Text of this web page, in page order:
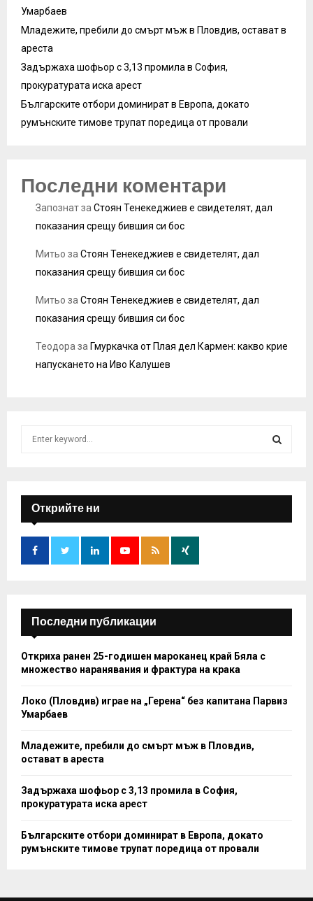
Умарбаев
Младежите, пребили до смърт мъж в Пловдив, остават в
ареста
Задържаха шофьор с 3,13 промила в София,
прокуратурата иска арест
Българските отбори доминират в Европа, докато
румънските тимове трупат поредица от провали
Последни коментари
Запознатза Стоян Тенекеджиев е свидетелят, дал
показания срещу бившия си бос
Митьо за Стоян Тенекеджиев е свидетелят, дал
показания срещу бившия си бос
Митьо за Стоян Тенекеджиев е свидетелят, дал
показания срещу бившия си бос
Теодора за Гмуркачка от Плая дел Кармен: какво крие
напускането на Иво Калушев
f
o
:
E
A
H
Открийте ни
Последни публикации
Откриха ранен 25-годишен мароканец край Бяла с
множество наранявания и фрактура на крака
Локо (Пловдив) играе на „Герена“ без капитана Парвиз
Умарбаев
Младежите, пребили до смърт мъж в Пловдив,
остават в ареста
Задържаха шофьор с 3,13 промила в София,
прокуратурата иска арест
Българските отбори доминират в Европа, докато
румънските тимове трупат поредица от провали